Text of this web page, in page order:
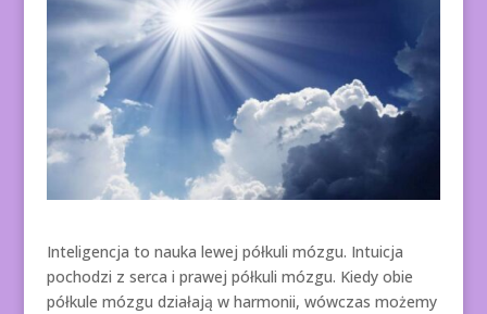
Inteligencja to nauka lewej półkuli mózgu. Intuicja
pochodzi z serca i prawej półkuli mózgu. Kiedy obie
półkule mózgu działają w harmonii, wówczas możemy